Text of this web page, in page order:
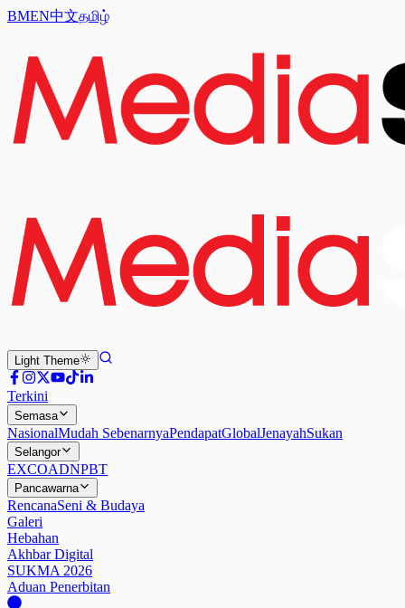
BMEN中文தமிழ்
Light Theme
Terkini
Semasa
NasionalMudah SebenarnyaPendapatGlobalJenayahSukan
Selangor
EXCOADNPBT
Pancawarna
RencanaSeni & Budaya
Galeri
Hebahan
Akhbar Digital
SUKMA 2026
Aduan Penerbitan